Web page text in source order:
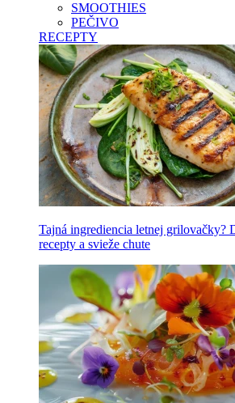
SMOOTHIES
PEČIVO
RECEPTY
Tajná ingrediencia letnej grilovačky?
recepty a svieže chute